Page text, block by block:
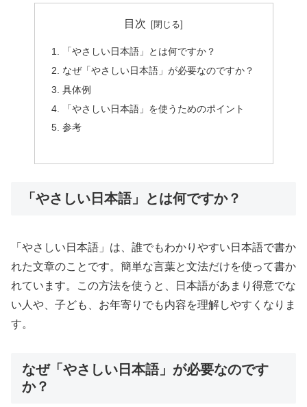
目次
「やさしい日本語」とは何ですか？
なぜ「やさしい日本語」が必要なのですか？
具体例
「やさしい日本語」を使うためのポイント
参考
「やさしい日本語」とは何ですか？
「やさしい日本語」は、誰でもわかりやすい日本語で書か
れた文章のことです。簡単な言葉と文法だけを使って書か
れています。この方法を使うと、日本語があまり得意でな
い人や、子ども、お年寄りでも内容を理解しやすくなりま
す。
なぜ「やさしい日本語」が必要なのです
か？